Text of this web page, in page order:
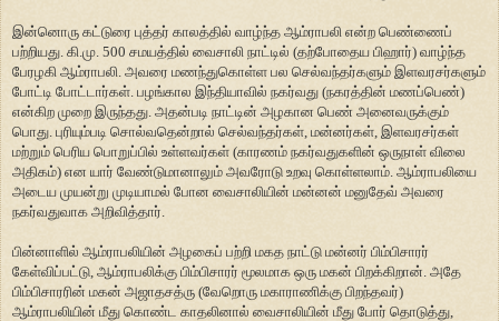
இன்னொரு கட்டுரை புத்தர் காலத்தில் வாழ்ந்த ஆம்ராபலி என்ற பெண்ணைப்
பற்றியது. கி.மு. 500 சமயத்தில் வைசாலி நாட்டில் (தற்போதைய பிஹார்) வாழ்ந்த
பேரழகி ஆம்ராபலி. அவரை மணந்துகொள்ள பல செல்வந்தர்களும் இளவரசர்களும்
போட்டி போட்டார்கள். பழங்கால இந்தியாவில் நகர்வது (நகரத்தின் மணப்பெண்)
என்கிற முறை இருந்தது. அதன்படி நாட்டின் அழகான பெண் அனைவருக்கும்
பொது. புரியும்படி சொல்வதென்றால் செல்வந்தர்கள், மன்னர்கள், இளவரசர்கள்
மற்றும் பெரிய பொறுப்பில் உள்ளவர்கள் (காரணம் நகர்வதுகளின் ஒருநாள் விலை
அதிகம்) என யார் வேண்டுமானாலும் அவரோடு உறவு கொள்ளலாம். ஆம்ராபலியை
அடைய முயன்று முடியாமல் போன வைசாலியின் மன்னன் மனுதேவ் அவரை
நகர்வதுவாக அறிவித்தார்.
பின்னாளில் ஆம்ராபலியின் அழகைப் பற்றி மகத நாட்டு மன்னர் பிம்பிசாரர்
கேள்விப்பட்டு, ஆம்ராபலிக்கு பிம்பிசாரர் மூலமாக ஒரு மகன் பிறக்கிறான். அதே
பிம்பிசாரரின் மகன் அஜாதசத்ரு (வேறொரு மகாராணிக்கு பிறந்தவர்)
ஆம்ராபலியின் மீது கொண்ட காதலினால் வைசாலியின் மீது போர் தொடுத்து,